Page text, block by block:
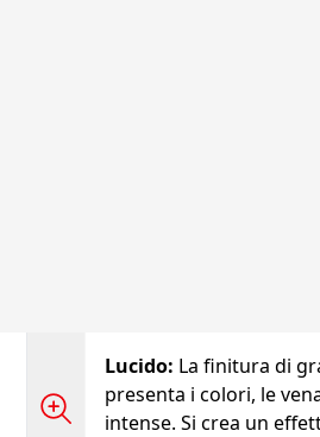
Lucido: La finitura di
presenta i colori, le
intense. Si crea un